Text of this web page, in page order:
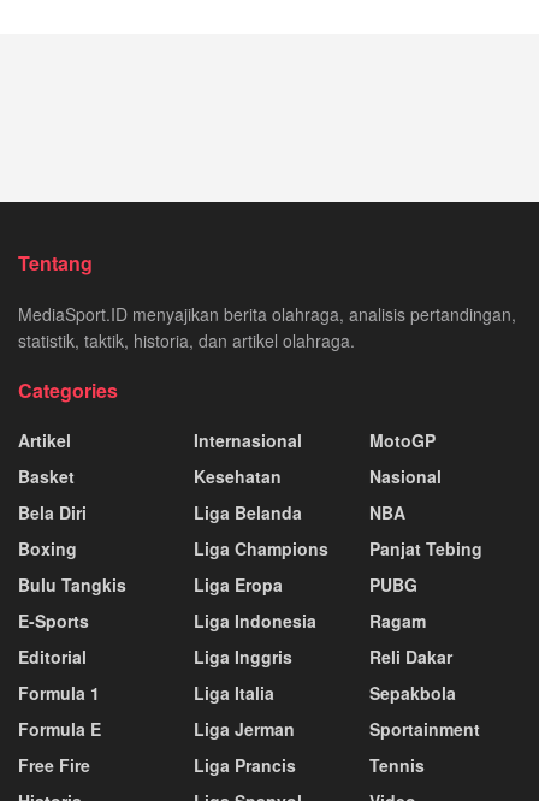
Tentang
MediaSport.ID menyajikan berita olahraga, analisis pertandingan,
statistik, taktik, historia, dan artikel olahraga.
Categories
Artikel
Basket
Bela Diri
Boxing
Bulu Tangkis
E-Sports
Editorial
Formula 1
Formula E
Free Fire
Internasional
Kesehatan
Liga Belanda
Liga Champions
Liga Eropa
Liga Indonesia
Liga Inggris
Liga Italia
Liga Jerman
Liga Prancis
MotoGP
Nasional
NBA
Panjat Tebing
PUBG
Ragam
Reli Dakar
Sepakbola
Sportainment
Tennis